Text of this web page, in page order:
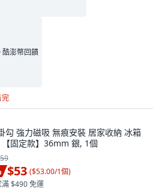
酷澎幣回饋
完
勾 強力磁吸 無痕安裝 居家收納 冰箱
固定款】36mm 銀, 1個
$53 ($53.00/1個)
滿 $490 免運